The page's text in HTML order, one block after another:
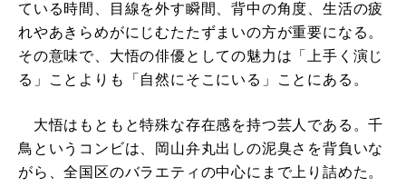
ている時間、目線を外す瞬間、背中の角度、生活の疲
れやあきらめがにじむたたずまいの方が重要になる。
その意味で、大悟の俳優としての魅力は「上手く演じ
る」ことよりも「自然にそこにいる」ことにある。
大悟はもともと特殊な存在感を持つ芸人である。千
鳥というコンビは、岡山弁丸出しの泥臭さを背負いな
がら、全国区のバラエティの中心にまで上り詰めた。